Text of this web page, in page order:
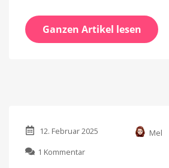
Ganzen Artikel lesen
12. Februar 2025
Mel
1 Kommentar